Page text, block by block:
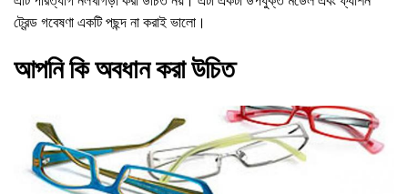
ট্রেন্ড গবেষণা একটি পছন্দ না করাই ভালো।
আপনি কি অবধান করা উচিত